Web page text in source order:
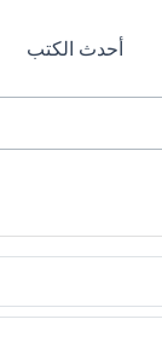
أحدث الكتب